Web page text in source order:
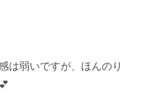
は弱いですが、ほんのり